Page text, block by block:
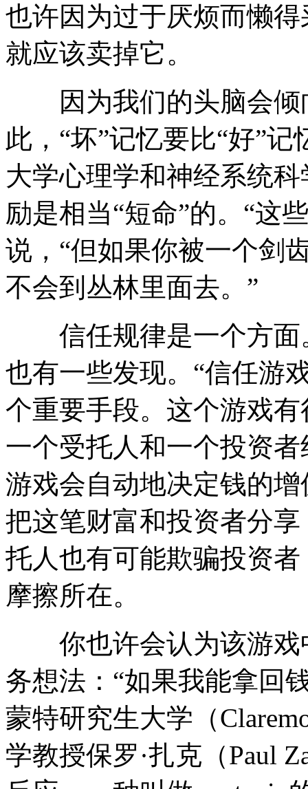
也许因为过于厌烦而懒
就应该卖掉它。
因为我们的头脑会倾
此，“坏”记忆要比“好”
大学心理学和神经系统
励是相当“短命”的。“这
说，“但如果你被一个剑
不会到丛林里面去。”
信任规律是一个方面
也有一些发现。“信任游
个重要手段。这个游戏
一个受托人和一个投资
游戏会自动地决定钱的
把这笔财富和投资者分
托人也有可能欺骗投资
摩擦所在。
你也许会认为该游戏
务想法：“如果我能拿回
蒙特研究生大学（
学教授保罗·扎克（Paul